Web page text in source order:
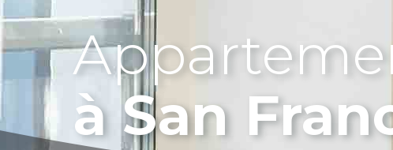
à San